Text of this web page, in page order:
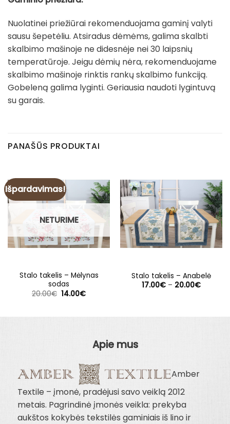
Nuolatinei priežiūrai rekomenduojama gaminį valyti
sausu šepetėliu. Atsiradus dėmėms, galima skalbti
skalbimo mašinoje ne didesnėje nei 30 laipsnių
temperatūroje. Jeigu dėmių nėra, rekomenduojame
skalbimo mašinoje rinktis rankų skalbimo funkciją.
Gobeleną galima lyginti. Geriausia naudoti lygintuvą
su garais.
PANAŠŪS PRODUKTAI
Išpardavimas!
NETURIME
Stalo takelis – Mėlynas
sodas
20.00€ Original
14.00€Current
Stalo takelis – Anabelė
17.00€ – 20.00€Price
Apie mus
Amber
Textile – įmonė, pradėjusi savo veiklą 2012
metais. Pagrindinė įmonės veikla: prekyba
aukštos kokybės tekstilės gaminiais iš lino ir